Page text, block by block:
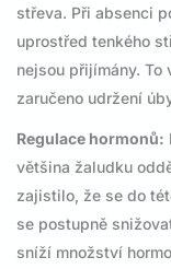
střeva. Při absenci
uprostřed tenkého
nejsou přijímány. To
zaručeno udržení
Regulace hormonů:
většina žaludku
zajistilo, že se do
se postupně
sníží množství